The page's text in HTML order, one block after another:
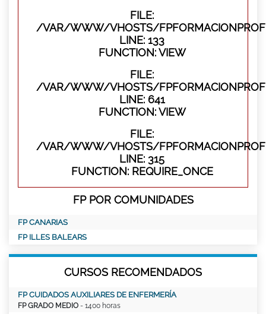
FILE:
/VAR/WWW/VHOSTS/
LINE: 133
FUNCTION: VIEW
FILE:
/VAR/WWW/VHOSTS/
LINE: 641
FUNCTION: VIEW
FILE:
/VAR/WWW/VHOSTS/
LINE: 315
FUNCTION: REQUIRE_ONCE
FP POR COMUNIDADES
FP CANARIAS
FP ILLES BALEARS
CURSOS RECOMENDADOS
FP CUIDADOS AUXILIARES DE ENFERMERÍA
FP GRADO MEDIO - 1400 horas